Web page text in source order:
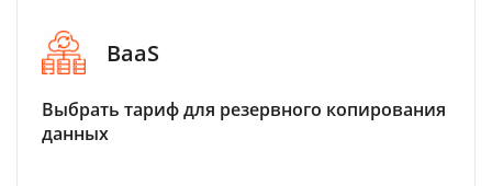
BaaS
Выбрать тариф для резервного копирования
данных